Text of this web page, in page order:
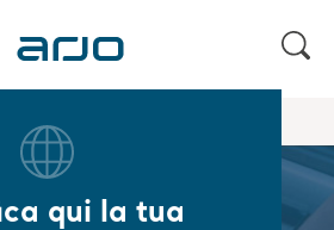
qui la tua